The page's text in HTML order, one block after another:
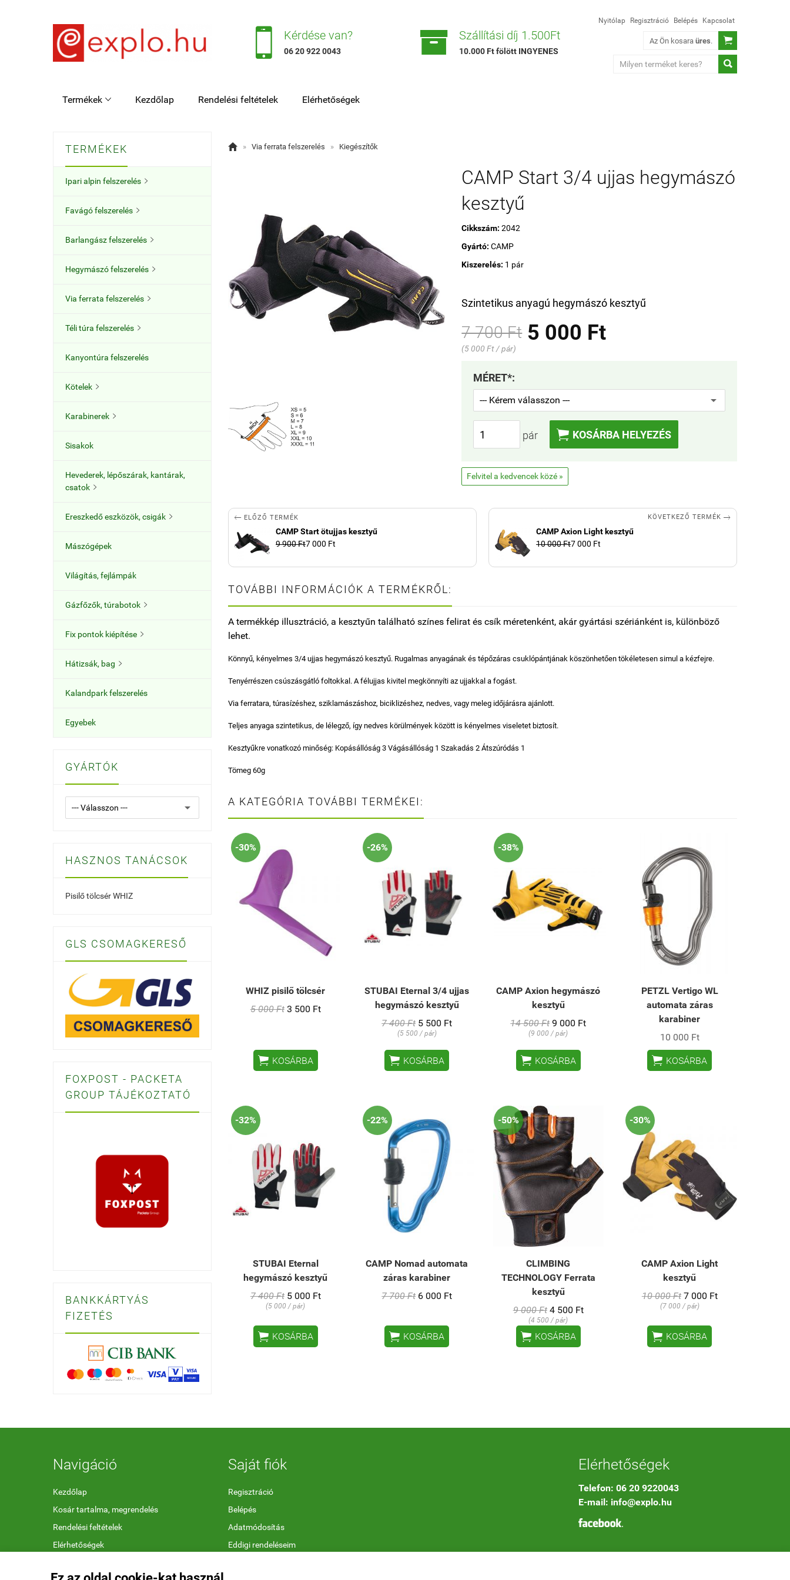
 Kérdése van?
06 20 922 0043  Szállítási díj 1.500Ft
10.000 Ft fölött INGYENES
Nyitólap Regisztráció Belépés Kapcsolat
Az Ön kosara üres.


Termékek  Kezdőlap Rendelési feltételek Elérhetőségek
TERMÉKEK
Ipari alpin felszerelés 
Favágó felszerelés 
Barlangász felszerelés 
Hegymászó felszerelés 
Via ferrata felszerelés 
Téli túra felszerelés 
Kanyontúra felszerelés
Kötelek 
Karabinerek 
Sisakok
Hevederek, lépőszárak, kantárak,
csatok 
Ereszkedő eszközök, csigák 
Mászógépek
Világítás, fejlámpák
Gázfőzők, túrabotok 
Fix pontok kiépítése 
Hátizsák, bag 
Kalandpark felszerelés
Egyebek
GYÁRTÓK
HASZNOS TANÁCSOK
Pisilő tölcsér WHIZ
GLS CSOMAGKERESŐ
FOXPOST - PACKETA
GROUP TÁJÉKOZTATÓ
BANKKÁRTYÁS
FIZETÉS
 » Via ferrata felszerelés » Kiegészítők
CAMP Start 3/4 ujjas hegymászó
kesztyű
Cikkszám: 2042
Gyártó:CAMP
Kiszerelés: 1 pár
Szintetikus anyagú hegymászó kesztyű
7 700 Ft 5 000 Ft
(5 000 Ft / pár)
MÉRET*:
pár  KOSÁRBA HELYEZÉS
Felvitel a kedvencek közé »
 ELŐZŐ TERMÉK
CAMP Start ötujjas kesztyű
9 900 Ft7 000 Ft
KÖVETKEZŐ TERMÉK 
CAMP Axion Light kesztyű
10 000 Ft7 000 Ft
TOVÁBBI INFORMÁCIÓK A TERMÉKRŐL:
A termékkép illusztráció, a kesztyűn található színes felirat és csík méretenként, akár gyártási szériánként is, különböző
lehet.
Könnyű, kényelmes 3/4 ujjas hegymászó kesztyű. Rugalmas anyagának és tépőzáras csuklópántjának köszönhetően tökéletesen simul a kézfejre.
Tenyérrészen csúszásgátló foltokkal. A félujjas kivitel megkönnyíti az ujjakkal a fogást.
Via ferratara, túrasízéshez, sziklamászáshoz, biciklizéshez, nedves, vagy meleg időjárásra ajánlott.
Teljes anyaga szintetikus, de lélegző, így nedves körülmények között is kényelmes viseletet biztosít.
Kesztyűkre vonatkozó minőség: Kopásállóság 3 Vágásállóság 1 Szakadás 2 Átszúródás 1
Tömeg 60g
A KATEGÓRIA TOVÁBBI TERMÉKEI:
-30%
WHIZ pisilő tölcsér
5 000 Ft 3 500 Ft
 KOSÁRBA
-26%
STUBAI Eternal 3/4 ujjas
hegymászó kesztyű
7 400 Ft 5 500 Ft
(5 500 / pár)
 KOSÁRBA
-38%
CAMP Axion hegymászó
kesztyű
14 500 Ft 9 000 Ft
(9 000 / pár)
 KOSÁRBA
PETZL Vertigo WL
automata záras
karabiner
10 000 Ft
 KOSÁRBA
-32%
STUBAI Eternal
hegymászó kesztyű
7 400 Ft 5 000 Ft
(5 000 / pár)
 KOSÁRBA
-22%
CAMP Nomad automata
záras karabiner
7 700 Ft 6 000 Ft
 KOSÁRBA
-50%
CLIMBING
TECHNOLOGY Ferrata
kesztyű
9 000 Ft 4 500 Ft
(4 500 / pár)
 KOSÁRBA
-30%
CAMP Axion Light
kesztyű
10 000 Ft 7 000 Ft
(7 000 / pár)
 KOSÁRBA
Navigáció
Kezdőlap
Kosár tartalma, megrendelés
Rendelési feltételek
Elérhetőségek
Saját fiók
Regisztráció
Belépés
Adatmódosítás
Eddigi rendeléseim
Elérhetőségek
Telefon: 06 20 9220043
E-mail: info@explo.hu